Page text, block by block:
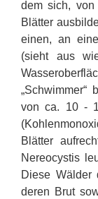
dem sich,
Blätter
einen, an
(sieht aus
von ca. 10 -
Blätter
Nereocystis
Diese Wälder
deren Brut